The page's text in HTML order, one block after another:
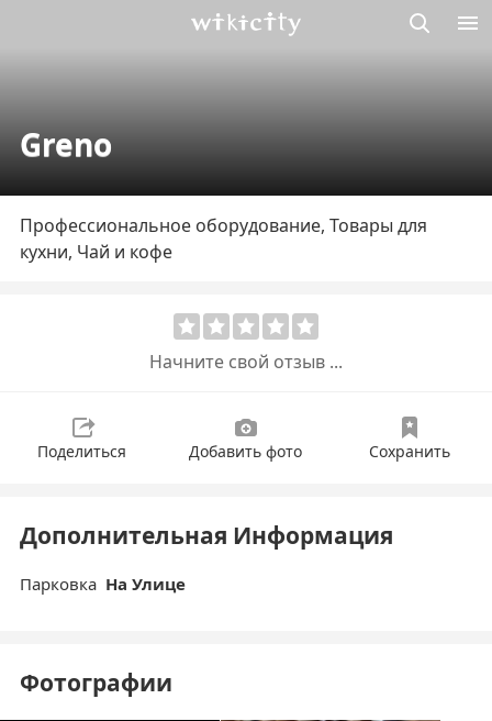
Greno
Профессиональное оборудование, Товары для
кухни, Чай и кофе
Начните свой отзыв ...
Поделиться Добавить фото Сохранить
Дополнительная Информация
Парковка На Улице
Фотографии